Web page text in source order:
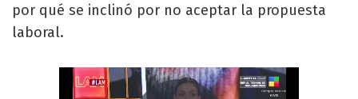
por qué se inclinó por no aceptar la propuesta
laboral.